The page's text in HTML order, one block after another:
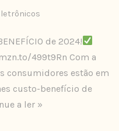
de 2024!
499t9Rn Com a
consumidores estão em
custo-benefício de
a ler »